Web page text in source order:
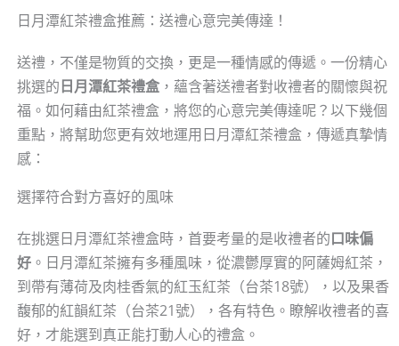
日月潭紅茶禮盒推薦：送禮心意完美傳達！
送禮，不僅是物質的交換，更是一種情感的傳遞。一份精心
挑選的日月潭紅茶禮盒，蘊含著送禮者對收禮者的關懷與祝
福。如何藉由紅茶禮盒，將您的心意完美傳達呢？以下幾個
重點，將幫助您更有效地運用日月潭紅茶禮盒，傳遞真摯情
感：
選擇符合對方喜好的風味
在挑選日月潭紅茶禮盒時，首要考量的是收禮者的口味偏
好。日月潭紅茶擁有多種風味，從濃鬱厚實的阿薩姆紅茶，
到帶有薄荷及肉桂香氣的紅玉紅茶（台茶18號），以及果香
馥郁的紅韻紅茶（台茶21號），各有特色。瞭解收禮者的喜
好，才能選到真正能打動人心的禮盒。